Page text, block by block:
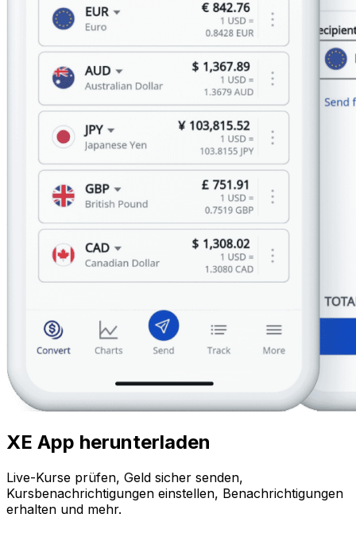
XE App herunterladen
Live-Kurse prüfen, Geld sicher senden,
Kursbenachrichtigungen einstellen, Benachrichtigungen
erhalten und mehr.